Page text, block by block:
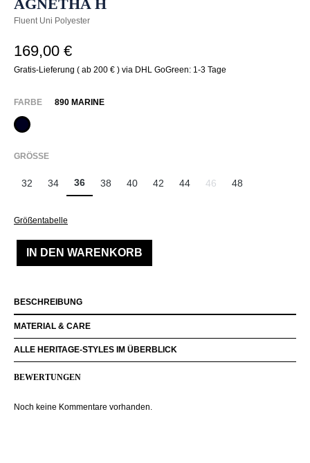
AGNETHA H
Fluent Uni Polyester
169,00 €
Gratis-Lieferung ( ab 200 € ) via DHL GoGreen: 1-3 Tage
FARBEAUSWÄHLEN
890 MARINE
890 Marine
GRÖSSE AUSWÄHLEN
32 34 36 38 40 42 44 46 48
Größentabelle
IN DEN WARENKORB
BESCHREIBUNG
MATERIAL & CARE
ALLE HERITAGE-STYLES IM ÜBERBLICK
BEWERTUNGEN
Noch keine Kommentare vorhanden.